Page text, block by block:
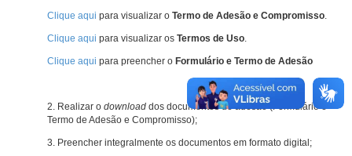
Clique aqui para visualizar o Termo de Adesão e Compromisso.
Clique aqui para visualizar os Termos de Uso.
Clique aqui para preencher o Formulário e Termo de Adesão
2. Realizar o download dos documentos de adesão (Formulário e
Termo de Adesão e Compromisso);
3. Preencher integralmente os documentos em formato digital;